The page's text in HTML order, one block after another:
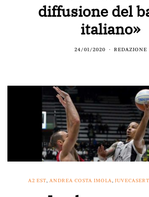
diffusione del
italiano»
24/01/2020 REDAZIONE
A2 EST ANDREA COSTA IMOLA